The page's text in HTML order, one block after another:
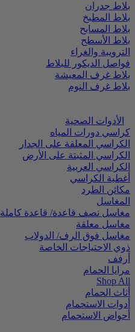
بلاط جدران
بلاط المطبخ
بلاط المسابح
بلاط الأسطح
الترويبة والغراء
فواصل الديكور للبلاط
بلاط غرف المعيشة
بلاط غرف النوم
الأدوات الصحية
كراسي دورات المياه
الكراسي المعلقة على الجدار
الكراسي المثبتة على الأرض
الكراسي العربية
أغطية الكراسي
مكائن الطرد
المغاسل
مغاسل نصف قاعدة/ قاعدة كاملة
مغاسل معلقة
مغاسل فوق الرف/ الدولاب
ذوي الاحتياجات الخاصة
أرفف
مرايا الحمام
Shop All
أثاث الحمام
أدوات الاستحمام
أحواض الاستحمام